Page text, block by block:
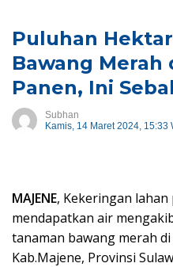
Puluhan
Bawang Merah
Panen, Ini
Subhan
Kamis, 14 Maret 2024, 15:33
MAJENE, Kekeringan
mendapatkan air
tanaman bawang merah
Kab.Majene, Provinsi